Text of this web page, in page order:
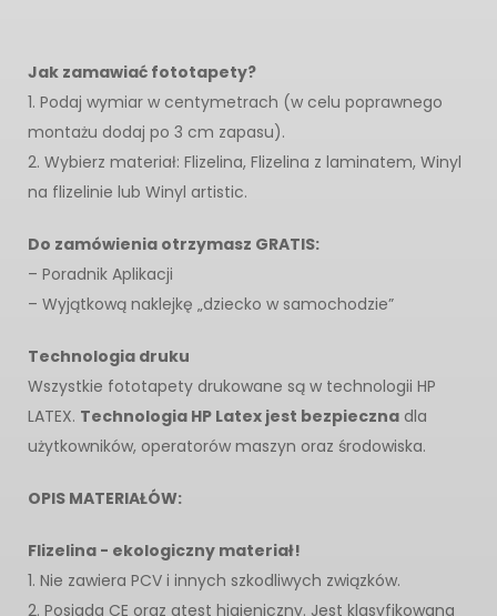
Jak zamawiać fototapety?
1. Podaj wymiar w centymetrach (w celu poprawnego
montażu dodaj po 3 cm zapasu).
2. Wybierz materiał: Flizelina, Flizelina z laminatem, Winyl
na flizelinie lub Winyl artistic.
Do zamówienia otrzymasz GRATIS:
– Poradnik Aplikacji
– Wyjątkową naklejkę „dziecko w samochodzie”
Technologia druku
Wszystkie fototapety drukowane są w technologii HP
LATEX. Technologia HP Latex jest bezpieczna dla
użytkowników, operatorów maszyn oraz środowiska.
OPIS MATERIAŁÓW:
Flizelina - ekologiczny materiał!
1. Nie zawiera PCV i innych szkodliwych związków.
2. Posiada CE oraz atest higieniczny. Jest klasyfikowana